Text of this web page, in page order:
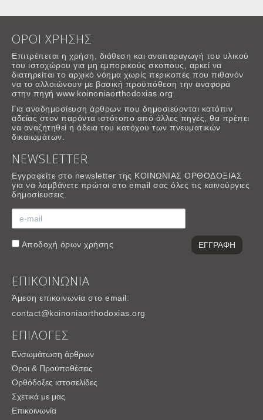
ΟΡΟΙ ΧΡΗΣΗΣ
Επιτρέπεται η χρήση, διάθεση και αναπαραγωγή του υλικού
του ιστοχώρου για μη εμπορικούς σκοπους, αρκεί να
διατηρείται το αρχικό νόημα χωρίς περικοπές που πιθανόν
να το αλλοιώνουν με βασική προϋπόθεση την αναφορά
στην πηγή www.koinoniaorthodoxias.org.
Για αναδημοσίευση άρθρων που δημοσιεύονται κατόπιν
αδείας στον παρόντα ιστότοπο από άλλες πηγές, θα πρέπει
να αναζητηθεί η άδεια του κατόχου των πνευματικών
δικαιωμάτων.
NEWSLETTER
Εγγραφείτε στο newsletter της ΚΟΙΝΩΝΙΑΣ ΟΡΘΟΔΟΞΙΑΣ
για να λαμβάνετε πρώτοι στο email σας όλες τις καινούργιες
δημοσίευσεις.
Αποδοχή όρων χρήσης
ΕΠΙΚΟΙΝΩΝΙΑ
Άμεση επικοινωνία στο email:
contact@koinoniaorthodoxias.org
ΕΠΙΛΟΓΕΣ
Ενσωμάτωση άρθρων
Όροι & Προϋποθέσεις
Ορθόδοξες ιστοσελίδες
Σχετικά με μας
Επικοινωνία